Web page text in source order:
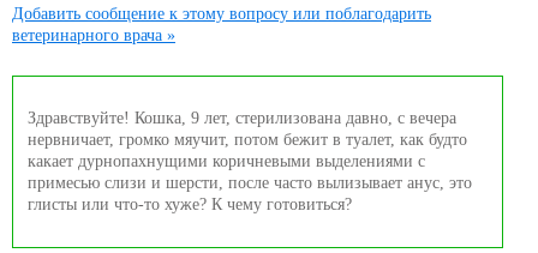
Добавить сообщение к этому вопросу или поблагодарить
ветеринарного врача »
Здравствуйте! Кошка, 9 лет, стерилизована давно, с вечера
нервничает, громко мяучит, потом бежит в туалет, как будто
какает дурнопахнущими коричневыми выделениями с
примесью слизи и шерсти, после часто вылизывает анус, это
глисты или что-то хуже? К чему готовиться?